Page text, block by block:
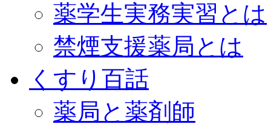
薬学生実務実習とは
禁煙支援薬局とは
くすり百話
薬局と薬剤師